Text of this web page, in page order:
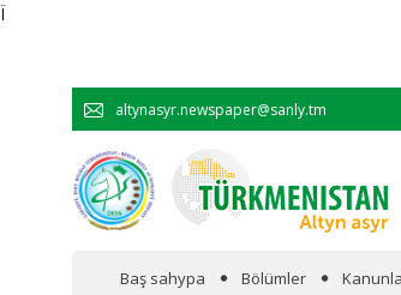
Ï
altynasyr.newspaper@sanly.tm
Baş sahypa Bölümler